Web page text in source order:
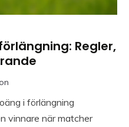
Regler,
i förlängning
vinnare när matcher